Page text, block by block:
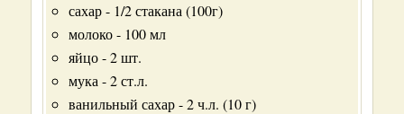
сахар - 1/2 стакана (100г)
молоко - 100 мл
яйцо - 2 шт.
мука - 2 ст.л.
ванильный сахар - 2 ч.л. (10 г)